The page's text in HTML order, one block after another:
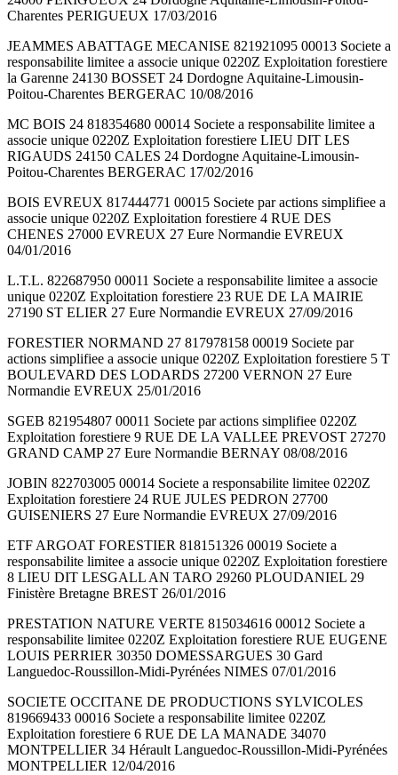
Charentes PERIGUEUX 17/03/2016
JEAMMES ABATTAGE MECANISE 821921095 00013 Societe a
responsabilite limitee a associe unique 0220Z Exploitation forestiere
la Garenne 24130 BOSSET 24 Dordogne Aquitaine-Limousin-
Poitou-Charentes BERGERAC 10/08/2016
MC BOIS 24 818354680 00014 Societe a responsabilite limitee a
associe unique 0220Z Exploitation forestiere LIEU DIT LES
RIGAUDS 24150 CALES 24 Dordogne Aquitaine-Limousin-
Poitou-Charentes BERGERAC 17/02/2016
BOIS EVREUX 817444771 00015 Societe par actions simplifiee a
associe unique 0220Z Exploitation forestiere 4 RUE DES
CHENES 27000 EVREUX 27 Eure Normandie EVREUX
04/01/2016
L.T.L. 822687950 00011 Societe a responsabilite limitee a associe
unique 0220Z Exploitation forestiere 23 RUE DE LA MAIRIE
27190 ST ELIER 27 Eure Normandie EVREUX 27/09/2016
FORESTIER NORMAND 27 817978158 00019 Societe par
actions simplifiee a associe unique 0220Z Exploitation forestiere 5 T
BOULEVARD DES LODARDS 27200 VERNON 27 Eure
Normandie EVREUX 25/01/2016
SGEB 821954807 00011 Societe par actions simplifiee 0220Z
Exploitation forestiere 9 RUE DE LA VALLEE PREVOST 27270
GRAND CAMP 27 Eure Normandie BERNAY 08/08/2016
JOBIN 822703005 00014 Societe a responsabilite limitee 0220Z
Exploitation forestiere 24 RUE JULES PEDRON 27700
GUISENIERS 27 Eure Normandie EVREUX 27/09/2016
ETF ARGOAT FORESTIER 818151326 00019 Societe a
responsabilite limitee a associe unique 0220Z Exploitation forestiere
8 LIEU DIT LESGALL AN TARO 29260 PLOUDANIEL 29
Finistère Bretagne BREST 26/01/2016
PRESTATION NATURE VERTE 815034616 00012 Societe a
responsabilite limitee 0220Z Exploitation forestiere RUE EUGENE
LOUIS PERRIER 30350 DOMESSARGUES 30 Gard
Languedoc-Roussillon-Midi-Pyrénées NIMES 07/01/2016
SOCIETE OCCITANE DE PRODUCTIONS SYLVICOLES
819669433 00016 Societe a responsabilite limitee 0220Z
Exploitation forestiere 6 RUE DE LA MANADE 34070
MONTPELLIER 34 Hérault Languedoc-Roussillon-Midi-Pyrénées
MONTPELLIER 12/04/2016